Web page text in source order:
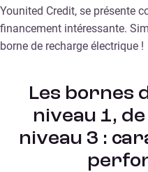
Younited Credit, se présente
financement intéressante.
borne de recharge électrique !
Les bornes
niveau 1,
niveau 3 :